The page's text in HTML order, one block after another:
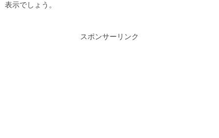
表示でしょう。
スポンサーリンク